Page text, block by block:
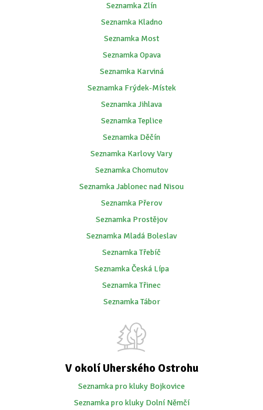
Seznamka Zlín
Seznamka Kladno
Seznamka Most
Seznamka Opava
Seznamka Karviná
Seznamka Frýdek-Místek
Seznamka Jihlava
Seznamka Teplice
Seznamka Děčín
Seznamka Karlovy Vary
Seznamka Chomutov
Seznamka Jablonec nad Nisou
Seznamka Přerov
Seznamka Prostějov
Seznamka Mladá Boleslav
Seznamka Třebíč
Seznamka Česká Lípa
Seznamka Třinec
Seznamka Tábor
V okolí Uherského Ostrohu
Seznamka pro kluky Bojkovice
Seznamka pro kluky Dolní Němčí